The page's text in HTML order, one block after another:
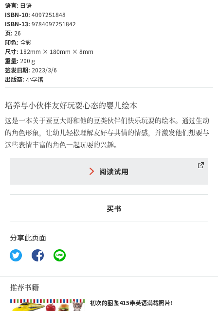
语言: 日语
ISBN-10: 4097251848
ISBN-13: 9784097251842
页: 26
印色: 全彩
尺寸: 182mm × 180mm × 8mm
重量: 200ｇ
签发日期: 2023/3/6
出版商: 小学馆
培养与小伙伴友好玩耍心态的婴儿绘本
这是一本关于蚕豆大哥和他的豆类伙伴们快乐玩耍的绘本。通过生动
的角色形象，让幼儿轻松理解友好与共情的情感，并激发他们想要与
这些表情丰富的角色一起玩耍的兴趣。
阅读试用
买书
分享此页面
推荐书籍
初次的图鉴415带英语满载照片！